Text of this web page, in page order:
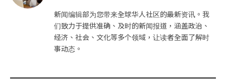
新闻编辑部为您带来全球华人社区的最新资讯。我
们致力于提供准确、及时的新闻报道，涵盖政治、
经济、社会、文化等多个领域，让读者全面了解时
事动态。